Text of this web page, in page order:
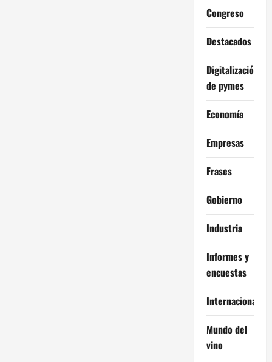
Congreso
Destacados
Digitalización
de pymes
Economía
Empresas
Frases
Gobierno
Industria
Informes y
encuestas
Internacional
Mundo del
vino